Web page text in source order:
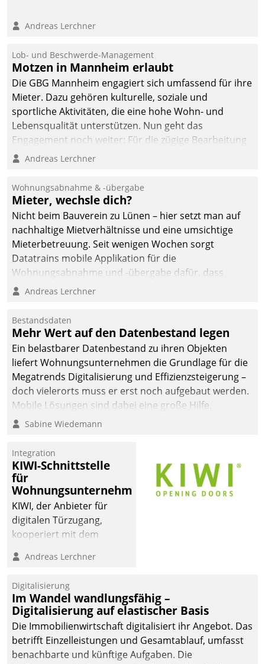
Andreas Lerchner
Lob- und Beschwerde-Management
Motzen in Mannheim erlaubt
Die GBG Mannheim engagiert sich umfassend für ihre
Mieter. Dazu gehören kulturelle, soziale und
sportliche Aktivitäten, die eine hohe Wohn- und
Lebensqualität unterstützen. Nun geht das
Engagement noch weiter: Für die zügige Bearbeitung
von Beschwerden – oder Lob – richtet das
und Beschwerde-Management einen eigenen Kanal
ein.
Andreas Lerchner
Wohnungsabnahme & -übergabe
Mieter, wechsle dich?
Nicht beim Bauverein zu Lünen – hier setzt man auf
nachhaltige Mietverhältnisse und eine umsichtige
Mieterbetreuung. Seit wenigen Wochen sorgt
Datatrains mobile Applikation für die
Wohnungsabnahme und -übergabe dafür, dass
Mieter wohlgeordnet kommen und, so es sein muss,
Andreas Lerchner
Bestandsdaten
Mehr Wert auf den Datenbestand legen
Ein belastbarer Datenbestand zu ihren Objekten
liefert Wohnungsunternehmen die Grundlage für die
Megatrends Digitalisierung und Effizienzsteigerung –
doch vielerorts muss er erst noch aufgebaut werden.
Mobile Lösungen sind dabei eine große Hilfe.
Sabine Wiedemann
Integration
KIWI-Schnittstelle
für
Wohnungsunternehmen
KIWI, der Anbieter für
digitalen Türzugang,
kooperiert mit dem
Softwareentwicklungshaus
Andreas Lerchner
Digitalisierung
Im Wandel wandlungsfähig –
Digitalisierung auf elastischer Basis
Die Immobilienwirtschaft digitalisiert ihr Angebot. Das
betrifft Einzelleistungen und Gesamtablauf, umfasst
benachbarte und künftige Aufgaben. Die